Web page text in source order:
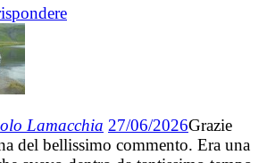
Lamacchia 27/06/2026Grazie
del bellissimo commento. Era una